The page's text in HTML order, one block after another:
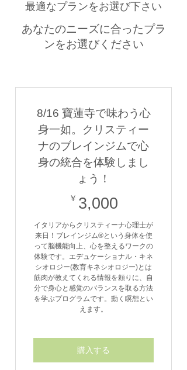
最適なプランをお選び下さい
あなたのニーズに合ったプラ
ンをお選びください
8/16 寶蓮寺で味わう心
身一如。クリスティー
ナのブレインジムで心
身の統合を体験しまし
ょう！
￥ 3,000
イタリアからクリスティーナ心理士が
来日！ブレインジム®️という身体を使
って脳機能向上、心を整えるワークの
体験です。エデュケーショナル・キネ
シオロジー(教育キネシオロジー)とは
筋肉が教えてくれる情報を頼りに、自
分で身心と感覚のバランスを取る方法
を学ぶプログラムです。動く瞑想とい
えます。
購入する